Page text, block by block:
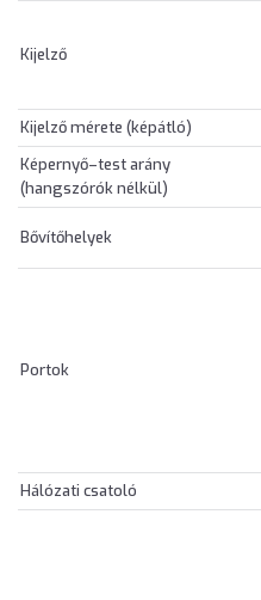
Kijelző
Kijelző mérete (képátló)
Képernyő–test arány
(hangszórók nélkül)
Bővítőhelyek
Portok
Hálózati csatoló